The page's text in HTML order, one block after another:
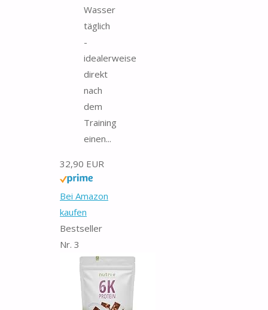
Wasser
täglich
-
idealerweise
direkt
nach
dem
Training
einen...
32,90 EUR
Bei Amazon
kaufen
Bestseller
Nr. 3